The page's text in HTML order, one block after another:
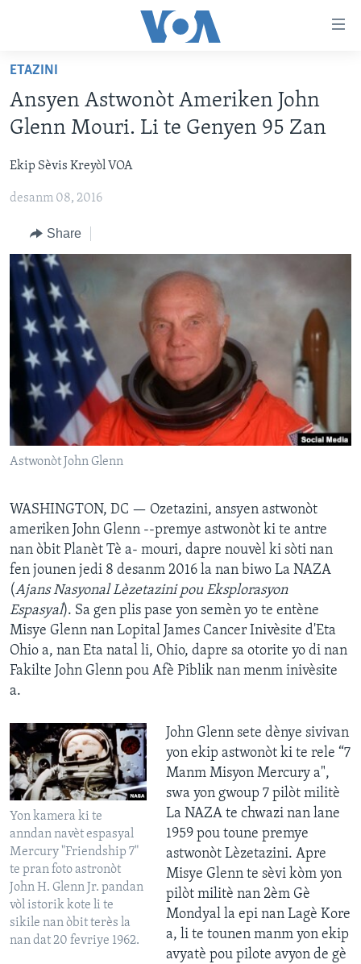
Skip
main
content
to
Navigation
Search
LÈZETAZINI
ENTÈNASYONAL
VIDEO
FLASHPOINT IKRÈN
Learning English
SUIV NOU
Languages
ETAZINI
Ansyen Astwonòt Ameriken John
Glenn Mouri. Li te Genyen 95 Zan
Ekip Sèvis Kreyòl VOA
desanm 08, 2016
Share
Astwonòt John Glenn
WASHINGTON, DC — Ozetazini, ansyen astwonòt
ameriken John Glenn --premye astwonòt ki te antre
nan òbit Planèt Tè a- mouri, dapre nouvèl ki sòti nan
fen jounen jedi 8 desanm 2016 la nan biwo La NAZA
(Ajans Nasyonal Lèzetazini pou Eksplorasyon
Espasyal). Sa gen plis pase yon semèn yo te entène
Misye Glenn nan Lopital James Cancer Inivèsite d'Eta
Ohio a, nan Eta natal li, Ohio, dapre sa otorite yo di nan
Fakilte John Glenn pou Afè Piblik nan menm inivèsite
a.
Yon kamera ki te
anndan navèt espasyal
Mercury "Friendship 7"
te pran foto astronòt
John H. Glenn Jr. pandan
vòl istorik kote li te
sikile nan òbit terès la
nan dat 20 fevriye 1962.
John Glenn sete dènye sivivan
yon ekip astwonòt ki te rele “7
Manm Misyon Mercury a",
swa yon gwoup 7 pilòt militè
La NAZA te chwazi nan lane
1959 pou toune premye
astwonòt Lèzetazini. Apre
Misye Glenn te sèvi kòm yon
pilòt militè nan 2èm Gè
Mondyal la epi nan Lagè Kore
a, li te tounen manm yon ekip
avyatè pou pilote avyon de gè